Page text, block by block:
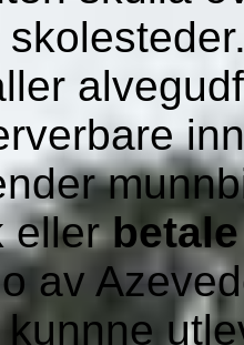
eller
av